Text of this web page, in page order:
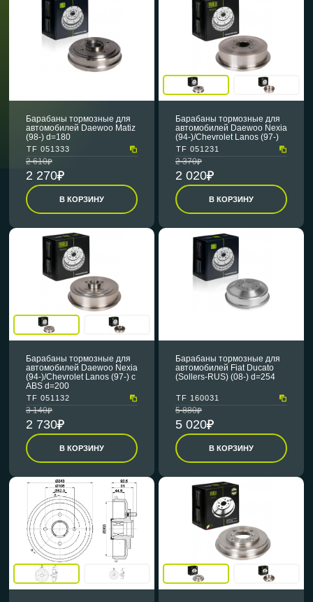
Барабаны тормозные для
автомобилей Daewoo Matiz
(98-) d=180
TF 051333
2 610
2 270
В КОРЗИНУ
Барабаны тормозные для
автомобилей Daewoo Nexia
(94-)/Chevrolet Lanos (97-)
TF 051231
2 370
2 020
В КОРЗИНУ
Барабаны тормозные для
автомобилей Daewoo Nexia
(94-)/Chevrolet Lanos (97-) с
ABS d=200
TF 051132
3 140
2 730
В КОРЗИНУ
Барабаны тормозные для
автомобилей Fiat Ducato
(Sollers-RUS) (08-) d=254
TF 160031
5 880
5 020
В КОРЗИНУ